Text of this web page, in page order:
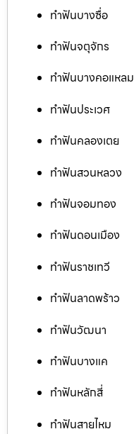
ทำฟันบางซื่อ
ทำฟันจตุจักร
ทำฟันบางคอแหลม
ทำฟันประเวศ
ทำฟันคลองเตย
ทำฟันสวนหลวง
ทำฟันจอมทอง
ทำฟันดอนเมือง
ทำฟันราชเทวี
ทำฟันลาดพร้าว
ทำฟันวัฒนา
ทำฟันบางแค
ทำฟันหลักสี่
ทำฟันสายไหม